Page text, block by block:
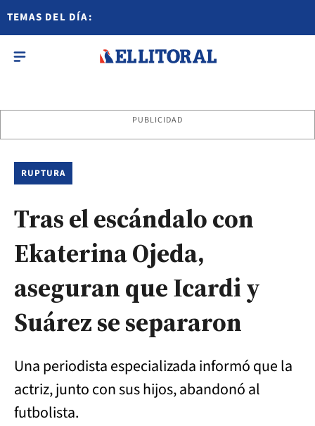
TEMAS DEL DÍA:
PUBLICIDAD
RUPTURA
Tras el escándalo con
Ekaterina Ojeda,
aseguran que Icardi y
Suárez se separaron
Una periodista especializada informó que la
actriz, junto con sus hijos, abandonó al
futbolista.